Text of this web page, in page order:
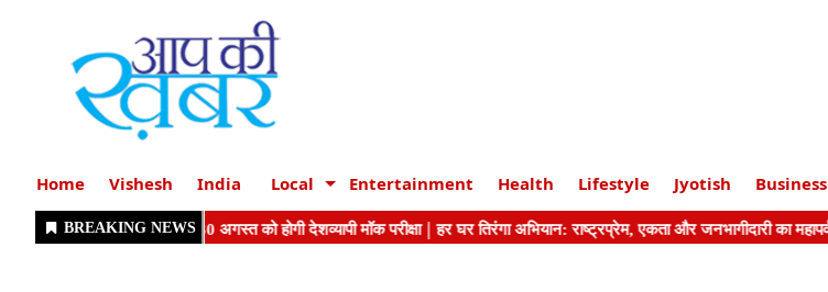
Home Vishesh India Local Entertainment Health Lifestyle Jyotish Business